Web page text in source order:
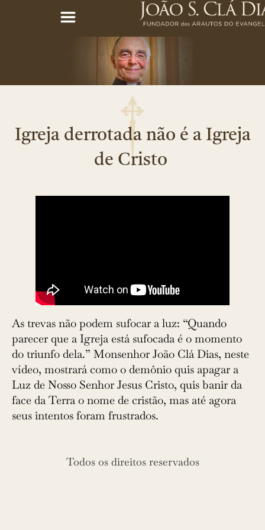
Igreja derrotada não é a Igreja
de Cristo
As trevas não podem sufocar a luz: “Quando
parecer que a Igreja está sufocada é o momento
do triunfo dela.” Monsenhor João Clá Dias, neste
vídeo, mostrará como o demônio quis apagar a
Luz de Nosso Senhor Jesus Cristo, quis banir da
face da Terra o nome de cristão, mas até agora
seus intentos foram frustrados.
Todos os direitos reservados